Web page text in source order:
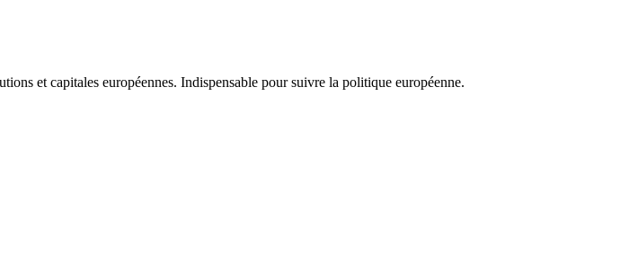
et capitales européennes. Indispensable pour suivre la politique européenne.